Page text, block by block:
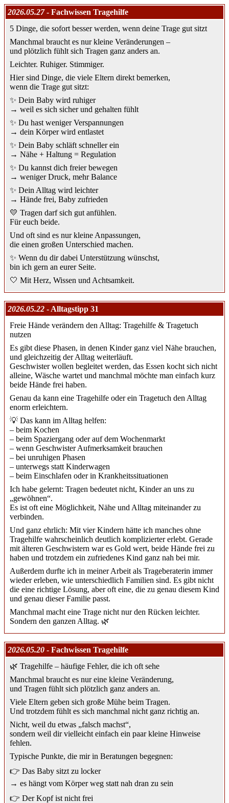
2026.05.27- Fachwissen Tragehilfe
5 Dinge, die sofort besser werden, wenn deine Trage gut sitzt
Manchmal braucht es nur kleine Veränderungen –
und plötzlich fühlt sich Tragen ganz anders an.
Leichter. Ruhiger. Stimmiger.
Hier sind Dinge, die viele Eltern direkt bemerken,
wenn die Trage gut sitzt:
✨ Dein Baby wird ruhiger
→ weil es sich sicher und gehalten fühlt
✨ Du hast weniger Verspannungen
→ dein Körper wird entlastet
✨ Dein Baby schläft schneller ein
→ Nähe + Haltung = Regulation
✨ Du kannst dich freier bewegen
→ weniger Druck, mehr Balance
✨ Dein Alltag wird leichter
→ Hände frei, Baby zufrieden
💛 Tragen darf sich gut anfühlen.
Für euch beide.
Und oft sind es nur kleine Anpassungen,
die einen großen Unterschied machen.
✨ Wenn du dir dabei Unterstützung wünschst,
bin ich gern an eurer Seite.
🤍 Mit Herz, Wissen und Achtsamkeit.
2026.05.22 - Alltagstipp 31
Freie Hände verändern den Alltag: Tragehilfe & Tragetuch
nutzen
Es gibt diese Phasen, in denen Kinder ganz viel Nähe brauchen,
und gleichzeitig der Alltag weiterläuft.
Geschwister wollen begleitet werden, das Essen kocht sich nicht
alleine, Wäsche wartet und manchmal möchte man einfach kurz
beide Hände frei haben.
Genau da kann eine Tragehilfe oder ein Tragetuch den Alltag
enorm erleichtern.
💡 Das kann im Alltag helfen:
– beim Kochen
– beim Spaziergang oder auf dem Wochenmarkt
– wenn Geschwister Aufmerksamkeit brauchen
– bei unruhigen Phasen
– unterwegs statt Kinderwagen
– beim Einschlafen oder in Krankheitssituationen
Ich habe gelernt: Tragen bedeutet nicht, Kinder an uns zu
„gewöhnen“.
Es ist oft eine Möglichkeit, Nähe und Alltag miteinander zu
verbinden.
Und ganz ehrlich: Mit vier Kindern hätte ich manches ohne
Tragehilfe wahrscheinlich deutlich komplizierter erlebt. Gerade
mit älteren Geschwistern war es Gold wert, beide Hände frei zu
haben und trotzdem ein zufriedenes Kind ganz nah bei mir.
Außerdem durfte ich in meiner Arbeit als Trageberaterin immer
wieder erleben, wie unterschiedlich Familien sind. Es gibt nicht
die eine richtige Lösung, aber oft eine, die zu genau diesem Kind
und genau dieser Familie passt.
Manchmal macht eine Trage nicht nur den Rücken leichter.
Sondern den ganzen Alltag. 🌿
2026.05.20 - Fachwissen Tragehilfe
🌿 Tragehilfe – häufige Fehler, die ich oft sehe
Manchmal braucht es nur eine kleine Veränderung,
und Tragen fühlt sich plötzlich ganz anders an.
Viele Eltern geben sich große Mühe beim Tragen.
Und trotzdem fühlt es sich manchmal nicht ganz richtig an.
Nicht, weil du etwas „falsch machst“,
sondern weil dir vielleicht einfach ein paar kleine Hinweise
fehlen.
Typische Punkte, die mir in Beratungen begegnen:
👉 Das Baby sitzt zu locker
→ es hängt vom Körper weg statt nah dran zu sein
👉 Der Kopf ist nicht frei